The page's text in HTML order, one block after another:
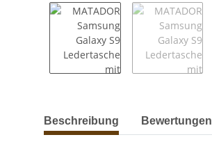
weitere Registerkarten anzeigen
Beschreibung Bewertungen